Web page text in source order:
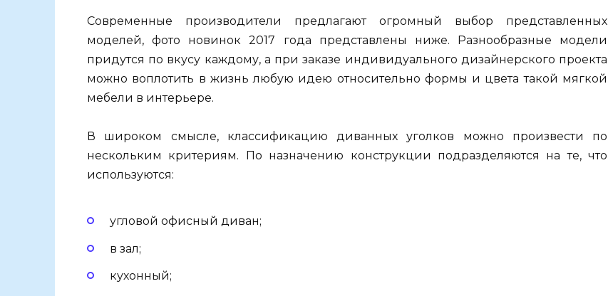
Современные производители предлагают огромный выбор представленных
моделей, фото новинок 2017 года представлены ниже. Разнообразные модели
придутся по вкусу каждому, а при заказе индивидуального дизайнерского проекта
можно воплотить в жизнь любую идею относительно формы и цвета такой мягкой
мебели в интерьере.
В широком смысле, классификацию диванных уголков можно произвести по
нескольким критериям. По назначению конструкции подразделяются на те, что
используются:
угловой офисный диван;
в зал;
кухонный;